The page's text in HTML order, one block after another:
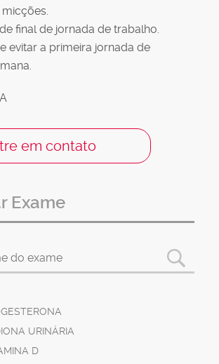
final de jornada de trabalho.
evitar a primeira jornada de
em contato
Exame
URINÁRIA
D